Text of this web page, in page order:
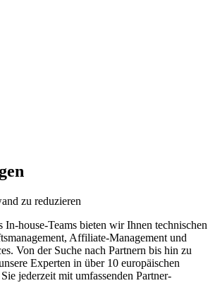
zu reduzieren
house-Teams bieten wir Ihnen technischen
Affiliate-Management und
Von der Suche nach Partnern bis hin zu
Experten in über 10 europäischen
jederzeit mit umfassenden Partner-